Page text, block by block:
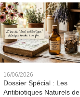
16/06/2026
Dossier Spécial : Les
Antibiotiques Naturels de